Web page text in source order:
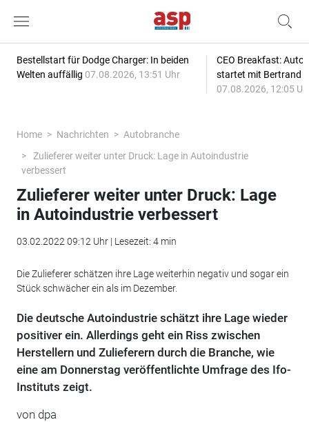
Bestellstart für Dodge Charger: In beiden
Welten auffällig 07.08.2026, 13:51 Uhr
CEO Breakfast:
startet mit Bertrand
07.08.2026, 12:05
Home Nachrichten
Autobranche
Zulieferer weiter unter Druck: Lage in Autoindustrie
verbessert
Zulieferer weiter unter Druck: Lage
in Autoindustrie verbessert
03.02.2022 09:12 Uhr | Lesezeit: 4 min
Die Zulieferer schätzen ihre Lage weiterhin negativ und sogar ein
Stück schwächer ein als im Dezember.
Die deutsche Autoindustrie schätzt ihre Lage wieder
positiver ein. Allerdings geht ein Riss zwischen
Herstellern und Zulieferern durch die Branche, wie
eine am Donnerstag veröffentlichte Umfrage des Ifo-
Instituts zeigt.
von dpa